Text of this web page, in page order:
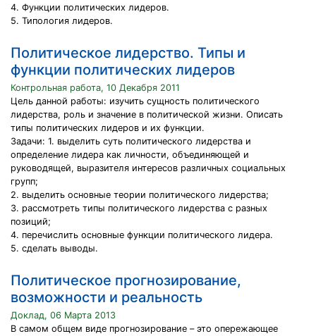
4. Функции политических лидеров.
5. Типология лидеров.
Политическое лидерство. Типы и
функции политических лидеров
Контрольная работа, 10 Декабря 2011
Цель данной работы: изучить сущность политического
лидерства, роль и значение в политической жизни. Описать
типы политических лидеров и их функции.
Задачи: 1. выделить суть политического лидерства и
определение лидера как личности, объединяющей и
руководящей, выразителя интересов различных социальных
групп;
2. выделить основные теории политического лидерства;
3. рассмотреть типы политического лидерства с разных
позиций;
4. перечислить основные функции политического лидера.
5. сделать выводы.
Политическое прогнозирование,
возможности и реальность
Доклад, 06 Марта 2013
В самом общем виде прогнозирование – это опережающее